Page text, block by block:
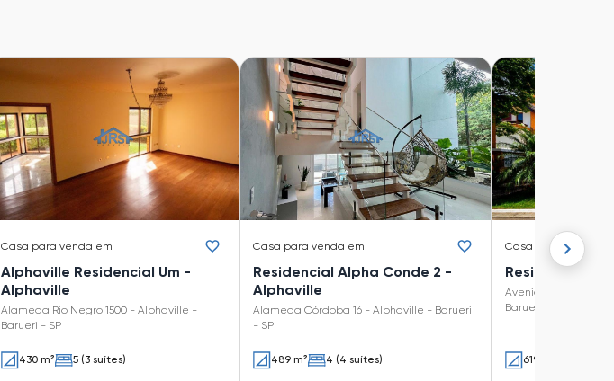
Casa para venda em
Alphaville Residencial Um -
Alphaville
Alameda Rio Negro 1500 - Alphaville -
Barueri - SP
430 m² 5 (3 suítes)
Casa para venda em
Residencial Alpha Conde 2 -
Alphaville
Alameda Córdoba 16 - Alphaville - Barueri
- SP
489 m² 4 (4 suítes)
Casa para venda
Residencial
Avenida Paiol Velho
Barueri - SP
619 m²